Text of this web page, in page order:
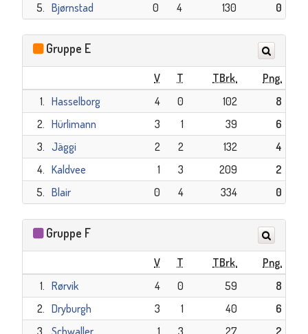
5. Bjørnstad 0 4 130 0
Gruppe E
V T TBrk.
Png.
1. Hasselborg 4 0 102
8
2. Hürlimann 3 1 39
6
3. Jäggi 2 2 132
4
4. Kaldvee 1 3 209
2
5. Blair 0 4 334 0
Gruppe F
V T TBrk.
Png.
1. Rørvik 4 0 59
8
2. Dryburgh 3 1 40
6
3.
Schwaller 1 3 27 2